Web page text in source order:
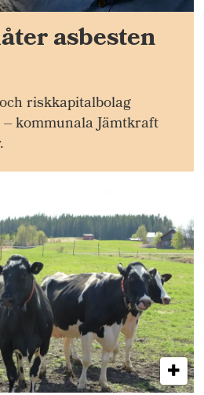
asbesten
riskkapitalbolag
kommunala Jämtkraft